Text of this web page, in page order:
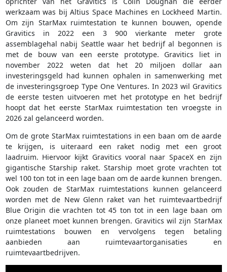
werkzaam was bij Altius Space Machines en Lockheed Martin.
Om zijn StarMax ruimtestation te kunnen bouwen, opende
Gravitics in 2022 een 3 900 vierkante meter grote
assemblagehal nabij Seattle waar het bedrijf al begonnen is
met de bouw van een eerste prototype. Gravitics liet in
november 2022 weten dat het 20 miljoen dollar aan
investeringsgeld had kunnen ophalen in samenwerking met
de investeringsgroep Type One Ventures. In 2023 wil Gravitics
de eerste testen uitvoeren met het prototype en het bedrijf
hoopt dat het eerste StarMax ruimtestation ten vroegste in
2026 zal gelanceerd worden.
Om de grote StarMax ruimtestations in een baan om de aarde
te krijgen, is uiteraard een raket nodig met een groot
laadruim. Hiervoor kijkt Gravitics vooral naar SpaceX en zijn
gigantische Starship raket. Starship moet grote vrachten tot
wel 100 ton tot in een lage baan om de aarde kunnen brengen.
Ook zouden de StarMax ruimtestations kunnen gelanceerd
worden met de New Glenn raket van het ruimtevaartbedrijf
Blue Origin die vrachten tot 45 ton tot in een lage baan om
onze planeet moet kunnen brengen. Gravitics wil zijn StarMax
ruimtestations bouwen en vervolgens tegen betaling
aanbieden aan ruimtevaartorganisaties en
ruimtevaartbedrijven.